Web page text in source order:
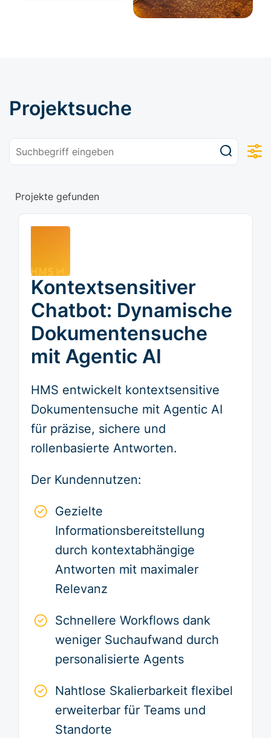
Projektsuche
Projekte gefunden
Kontextsensitiver
Chatbot: Dynamische
Dokumentensuche
mit Agentic AI
HMS entwickelt kontextsensitive
Dokumentensuche mit Agentic AI
für präzise, sichere und
rollenbasierte Antworten.
Der Kundennutzen:
Gezielte
Informationsbereitstellung
durch kontextabhängige
Antworten mit maximaler
Relevanz
Schnellere Workflows dank
weniger Suchaufwand durch
personalisierte Agents
Nahtlose Skalierbarkeit flexibel
erweiterbar für Teams und
Standorte